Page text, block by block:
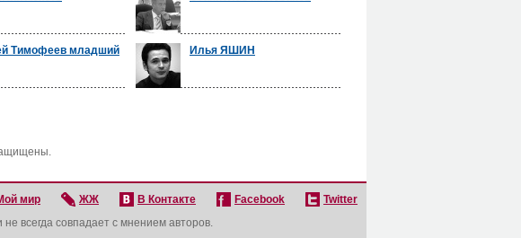
Тимофеев младший Илья ЯШИН
мир ЖЖ В Контакте Facebook
Twitter
всегда совпадает с мнением авторов.